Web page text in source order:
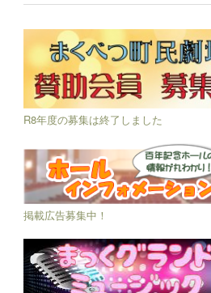
R8年度の募集は終了しました
掲載広告募集中！